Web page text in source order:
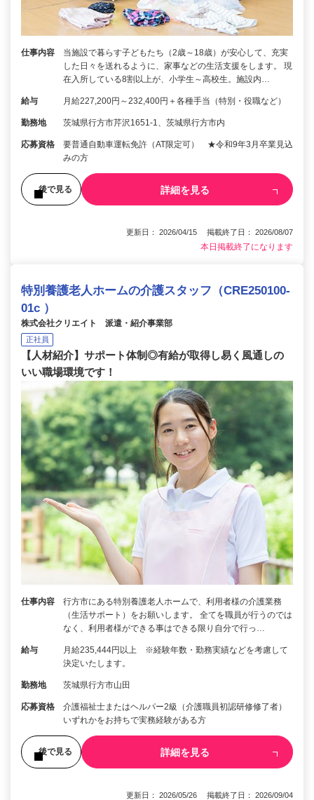
仕事内容
当施設で暮らす子どもたち（2歳～18歳）が安心して、充実
した日々を送れるように、家事などの生活支援をします。 現
在入所している8割以上が、小学生～高校生。施設内…
給与 月給227,200円～232,400円＋各種手当（特別・役職など）
勤務地 茨城県行方市芹沢1651-1、茨城県行方市内
応募資格
要普通自動車運転免許（AT限定可） ★令和9年3月卒業見込
みの方
後で見る 詳細を見る
更新日： 2026/04/15 掲載終了日： 2026/08/07
本日掲載終了になります
特別養護老人ホームの介護スタッフ（CRE250100-
01c ）
株式会社クリエイト 派遣・紹介事業部
正社員
【人材紹介】サポート体制◎有給が取得し易く風通しの
いい職場環境です！
仕事内容
行方市にある特別養護老人ホームで、利用者様の介護業務
（生活サポート）をお願いします。 全てを職員が行うのでは
なく、利用者様ができる事はできる限り自分で行っ…
給与
月給235,444円以上 ※経験年数・勤務実績などを考慮して
決定いたします。
勤務地 茨城県行方市山田
応募資格
介護福祉士またはヘルパー2級（介護職員初認研修修了者）
いずれかをお持ちで実務経験がある方
後で見る 詳細を見る
更新日： 2026/05/26 掲載終了日： 2026/09/04